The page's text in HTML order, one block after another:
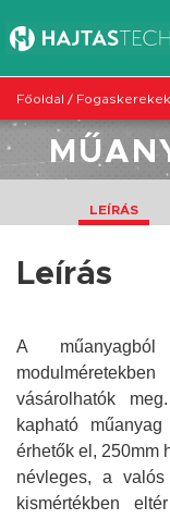
Főoldal / Fogaskerekek
LEÍRÁS
Leírás
A
vásárolhatók
kapható
érhetők el, 250mm
névleges, a
kismértékben